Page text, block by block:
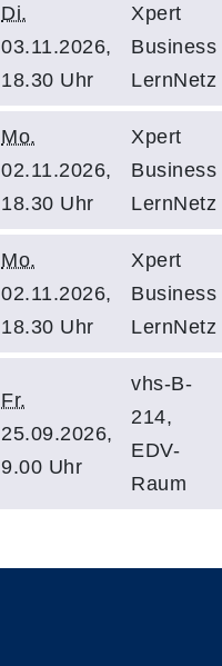
Di.
03.11.2026,
18.30 Uhr
Xpert
Business
LernNetz
Mo.
02.11.2026,
18.30 Uhr
Xpert
Business
LernNetz
Mo.
02.11.2026,
18.30 Uhr
Xpert
Business
LernNetz
Fr.
25.09.2026,
9.00 Uhr
vhs-B-
214,
EDV-
Raum